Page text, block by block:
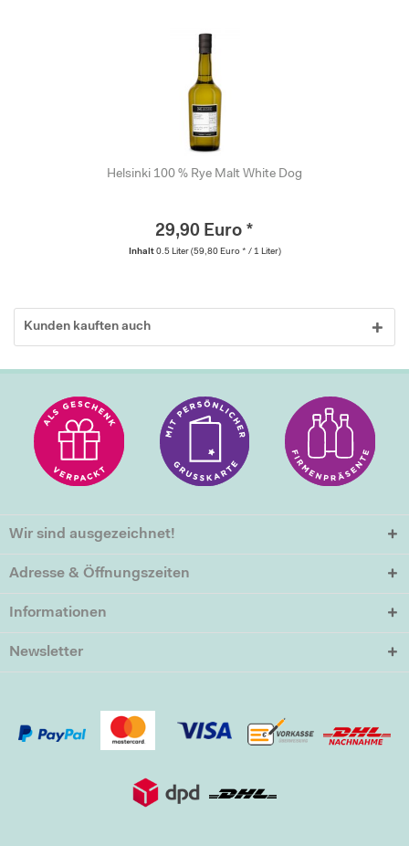
Helsinki 100 % Rye Malt White Dog
29,90 Euro *
Inhalt 0.5 Liter (59,80 Euro * / 1 Liter)
Kunden kauften auch
Wir sind ausgezeichnet!
Adresse & Öffnungszeiten
Informationen
Newsletter